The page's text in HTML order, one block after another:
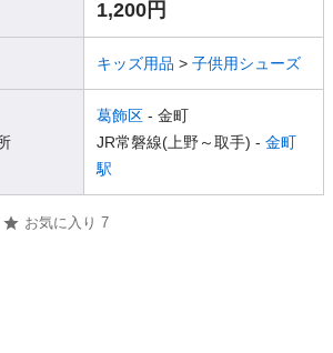
1,200円
キッズ用品 > 子供用シューズ
葛飾区 - 金町
JR常磐線(上野～取手) - 金町
駅
お気に入り 7